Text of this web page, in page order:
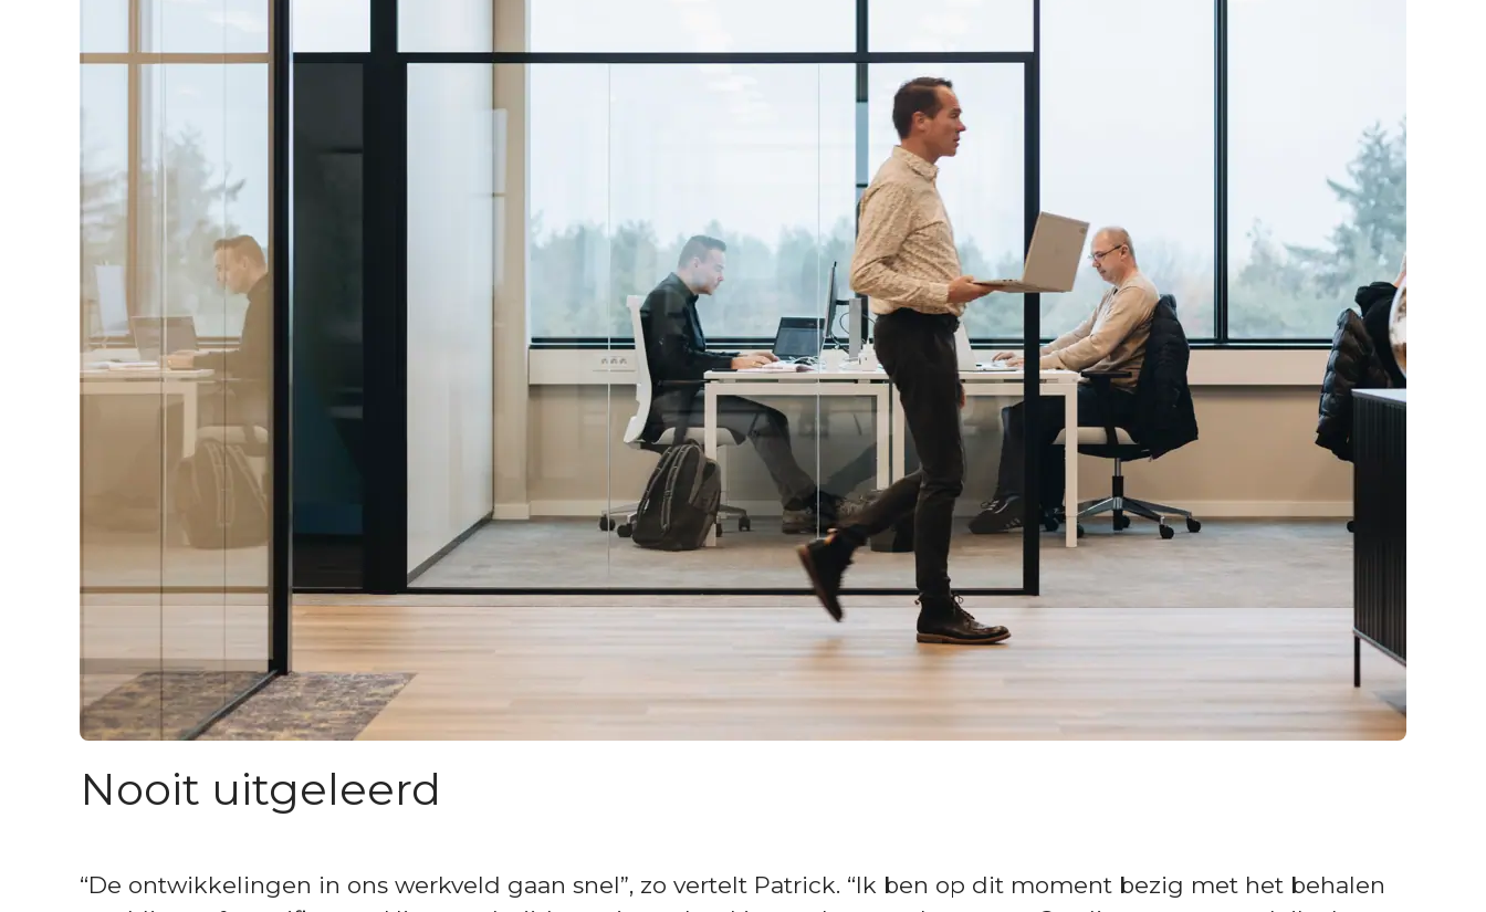
Nooit uitgeleerd
“De ontwikkelingen in ons werkveld gaan snel”, zo vertelt Patrick. “Ik ben op dit moment bezig met het behalen